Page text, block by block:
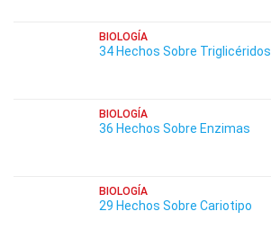
BIOLOGÍA
34 Hechos Sobre Triglicéridos
BIOLOGÍA
36 Hechos Sobre Enzimas
BIOLOGÍA
29 Hechos Sobre Cariotipo